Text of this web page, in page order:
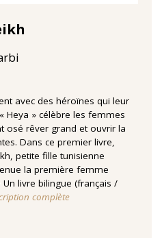
avec des héroïnes qui leur
Heya » célèbre les femmes
osé rêver grand et ouvrir la
Dans ce premier livre,
petite fille tunisienne
la première femme
livre bilingue (français /
complète